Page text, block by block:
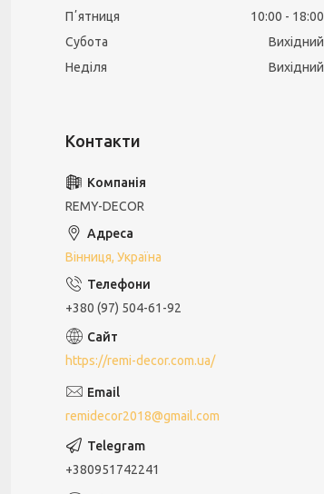
Пʼятниця
10:00
18:00
Субота
Вихідний
Неділя
Вихідний
REMY-DECOR
Вінниця, Україна
+380 (97) 504-61-92
https://remi-decor.com.ua/
remidecor2018@gmail.com
+380951742241